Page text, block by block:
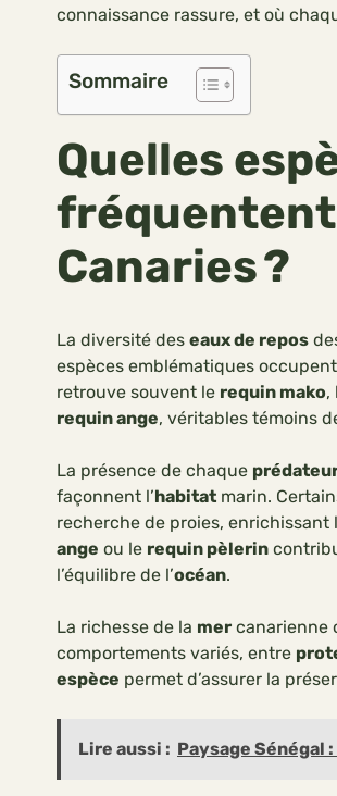
connaissance rassure, et où
Sommaire
Quelles
fréquentent
Canaries ?
La diversité des eaux de repos
espèces emblématiques
retrouve souvent le requin mako,
requin ange, véritables témoins
La présence de chaque
façonnent l’habitat marin.
recherche de proies, enrichissant
ange ou le requin pèlerin
l’équilibre de l’océan.
La richesse de la mer canarienne
comportements variés, entre
espèce permet d’assurer la
Lire aussi : Paysage Sénégal